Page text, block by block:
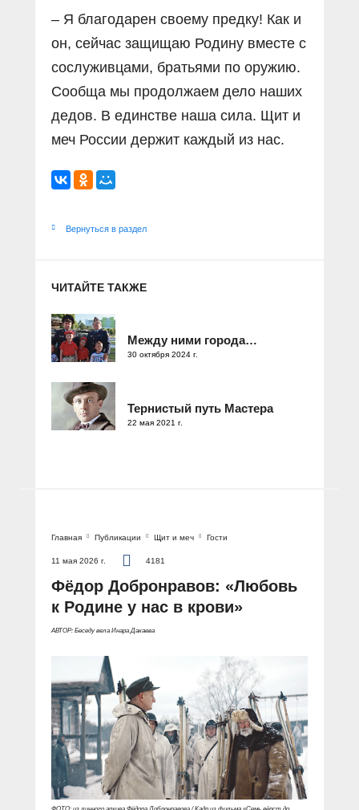
– Я благодарен своему предку! Как и
он, сейчас защищаю Родину вместе с
сослуживцами, братьями по оружию.
Сообща мы продолжаем дело наших
дедов. В единстве наша сила. Щит и
меч России держит каждый из нас.
Вернуться в раздел
ЧИТАЙТЕ ТАКЖЕ
Между ними города…
30 октября 2024 г.
Тернистый путь Мастера
22 мая 2021 г.
Главная Публикации Щит и меч Гости
11 мая 2026 г. 4181
Фёдор Добронравов: «Любовь
к Родине у нас в крови»
АВТОР: Беседу вела Инара Дакаева